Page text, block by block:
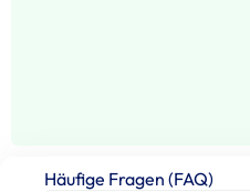
Häufige Fragen (FAQ)